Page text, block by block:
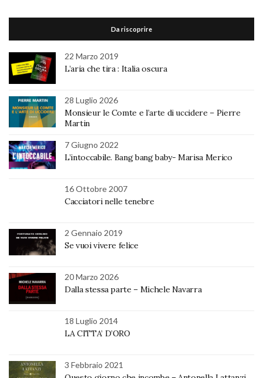
Da riscoprire
22 Marzo 2019
L’aria che tira : Italia oscura
28 Luglio 2026
Monsieur le Comte e l’arte di uccidere – Pierre
Martin
7 Giugno 2022
L’intoccabile. Bang bang baby- Marisa Merico
16 Ottobre 2007
Cacciatori nelle tenebre
2 Gennaio 2019
Se vuoi vivere felice
20 Marzo 2026
Dalla stessa parte – Michele Navarra
18 Luglio 2014
LA CITTA’ D’ORO
3 Febbraio 2021